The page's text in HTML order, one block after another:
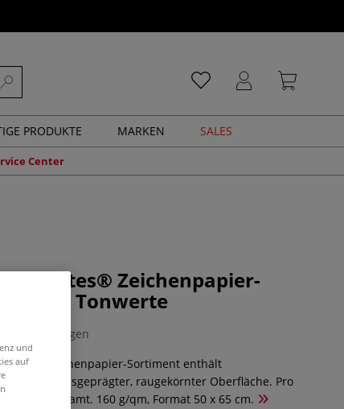
PRODUKTE MARKEN SALES
Center
Teintes® Zeichenpapier-
Tonwerte
0 Bewertungen
Zeichenpapier-Sortiment enthält
ausgeprägter, raugekörnter Oberfläche. Pro
insgesamt. 160 g/qm, Format 50 x 65 cm.
und
auf